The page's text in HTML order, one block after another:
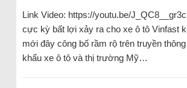
Link Video: https://youtu.be/
cực kỳ bất lợi xảy ra cho xe ô tô Vinfast
mới đây công bố rầm rộ trên truyền
khẩu xe ô tô và thị trường Mỹ…